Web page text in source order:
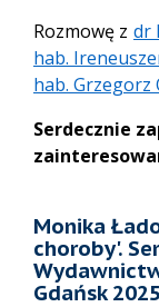
Rozmowę z dr
hab.
hab. Grzegorz
Serdecznie
Monika
choroby'.
Gdańsk